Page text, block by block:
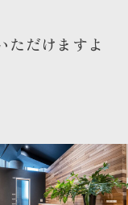
ただけますよ